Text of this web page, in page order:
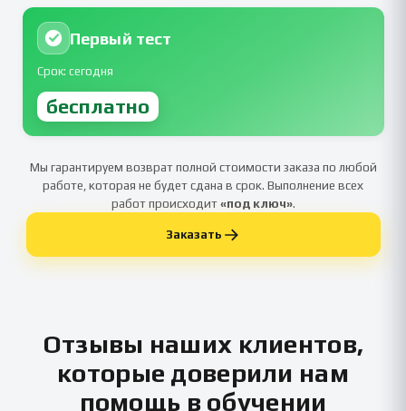
Первый тест
Срок: сегодня
бесплатно
Мы гарантируем возврат полной стоимости заказа по любой
работе, которая не будет сдана в срок. Выполнение всех
работ происходит«под ключ».
Заказать
Отзывы наших клиентов,
которые доверили нам
помощь в обучении